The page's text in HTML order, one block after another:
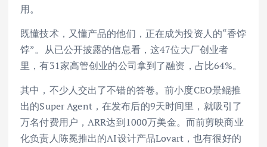
用。
既懂技术，又懂产品的他们，正在成为投资人的“香饽
饽”。从已公开披露的信息看，这47位大厂创业者
里，有31家高管创业的公司拿到了融资，占比64%。
其中，不少人交出了不错的答卷。前小度CEO景鲲推
出的Super Agent，在发布后的9天时间里，就吸引了
万名付费用户，ARR达到1000万美金。而前剪映商业
化负责人陈冕推出的AI设计产品Lovart，也有很好的